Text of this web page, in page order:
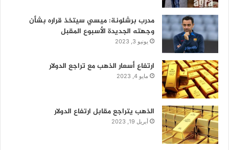
مدرب برشلونة: ميسي سيتخذ قراره بشأن
وجهته الجديدة الأسبوع المقبل
يونيو 3, 2023
ارتفاع أسعار الذهب مع تراجع الدولار
مايو 4, 2023
الذهب يتراجع مقابل ارتفاع الدولار
أبريل 19, 2023